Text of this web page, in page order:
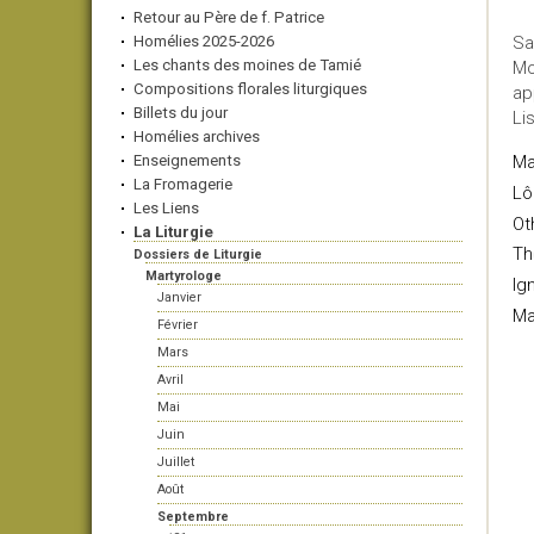
Retour au Père de f. Patrice
Homélies 2025-2026
Les chants des moines de Tamié
Compositions florales liturgiques
Billets du jour
Homélies archives
Enseignements
La Fromagerie
Les Liens
La Liturgie
Dossiers de Liturgie
Martyrologe
Janvier
Février
Mars
Avril
Mai
Juin
Juillet
Août
Septembre
Lô